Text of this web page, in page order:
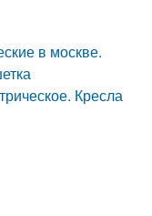
в москве.
Кресла